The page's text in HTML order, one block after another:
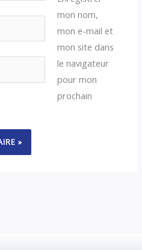
mon nom,
mon e-mail et
mon site dans
le navigateur
pour mon
prochain